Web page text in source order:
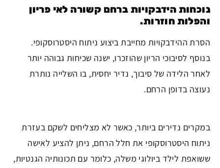
נוכחות הידבקויות ברחם קשורה לאי פריון
והפלות חוזרות.
הסרת ההידבקויות מחייבת ביצוע ניתוח היסטרוסקופי.
בנוסף לסיבוכי הריון שהוזכרו, ישנה שכיחות גבוהה יותר
לאחר הלידה של סיבוך, נדיר יחסית, בו השלייה נותרת
נעוצה בדופן הרחם.
במקרים נדירים ביותר, כאשר לא מצליחים לשקם בעזרת
ניתוח היסטרוסקופי את חלל הרחם, ניתן להציע לאישה
ששואפת לילד ביולוגי משלה, כלומר עם תכונותיה הגנטיות,